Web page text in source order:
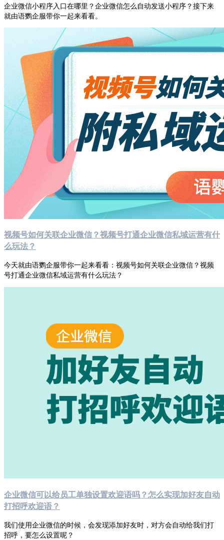
企业微信小程序入口在哪里？企业微信怎么自动发送小程序？接下来
就由语鹦企服带你一起来看看。
视频号如何关联企业微信？视频号打通企业微信私域运营有什
么玩法？
今天就由语鹦企服带你一起来看看：视频号如何关联企业微信？视频
号打通企业微信私域运营有什么玩法？
企业微信可以给员工单独设置欢迎语吗？怎么实现加好友自动
打招呼欢迎语？
​我们使用企业微信的时候，会发现添加好友时，对方会自动给我们打
招呼，要怎么设置呢？